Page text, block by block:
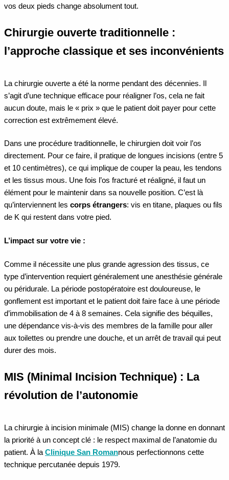
vos deux pieds change absolument tout.
Chirurgie ouverte traditionnelle :
l’approche classique et ses inconvénients
La chirurgie ouverte a été la norme pendant des décennies. Il
s’agit d’une technique efficace pour réaligner l’os, cela ne fait
aucun doute, mais le « prix » que le patient doit payer pour cette
correction est extrêmement élevé.
Dans une procédure traditionnelle, le chirurgien doit voir l’os
directement. Pour ce faire, il pratique de longues incisions (entre 5
et 10 centimètres), ce qui implique de couper la peau, les tendons
et les tissus mous. Une fois l’os fracturé et réaligné, il faut un
élément pour le maintenir dans sa nouvelle position. C’est là
qu’interviennent les corps étrangers: vis en titane, plaques ou fils
de K qui restent dans votre pied.
L’impact sur votre vie :
Comme il nécessite une plus grande agression des tissus, ce
type d’intervention requiert généralement une anesthésie générale
ou péridurale. La période postopératoire est douloureuse, le
gonflement est important et le patient doit faire face à une période
d’immobilisation de 4 à 8 semaines. Cela signifie des béquilles,
une dépendance vis-à-vis des membres de la famille pour aller
aux toilettes ou prendre une douche, et un arrêt de travail qui peut
durer des mois.
MIS (Minimal Incision Technique) : La
révolution de l’autonomie
La chirurgie à incision minimale (MIS) change la donne en donnant
la priorité à un concept clé : le respect maximal de l’anatomie du
patient. À la Clinique San Romannous perfectionnons cette
technique percutanée depuis 1979.